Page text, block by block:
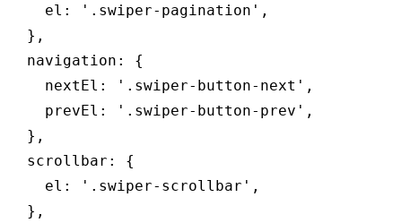
el : '.swiper-pagination' ,
} ,
navigation :
{
nextEl : '.swiper-button-next' ,
prevEl : '.swiper-button-prev' ,
} ,
scrollbar :
{
el : '.swiper-scrollbar' ,
} ,